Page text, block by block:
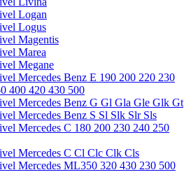
Logan
Logus
Magentis
Marea
Megane
Mercedes Benz E 190 200 220 230
400 420 430 500
Mercedes Benz G Gl Gla Gle Glk Gt
Mercedes Benz S Sl Slk Slr Sls
Mercedes C 180 200 230 240 250
Mercedes C Cl Clc Clk Cls
Mercedes ML350 320 430 230 500